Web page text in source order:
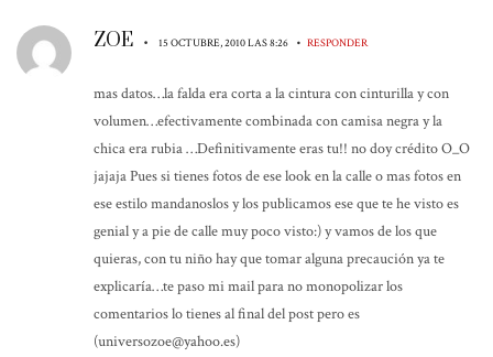
ZOE • 15 OCTUBRE, 2010 LAS 8:26 • RESPONDER
mas datos…la falda era corta a la cintura con cinturilla y con
volumen…efectivamente combinada con camisa negra y la
chica era rubia …Definitivamente eras tu!! no doy crédito O_O
jajaja Pues si tienes fotos de ese look en la calle o mas fotos en
ese estilo mandanoslos y los publicamos ese que te he visto es
genial y a pie de calle muy poco visto:) y vamos de los que
quieras, con tu niño hay que tomar alguna precaución ya te
explicaría…te paso mi mail para no monopolizar los
comentarios lo tienes al final del post pero es
(universozoe@yahoo.es)